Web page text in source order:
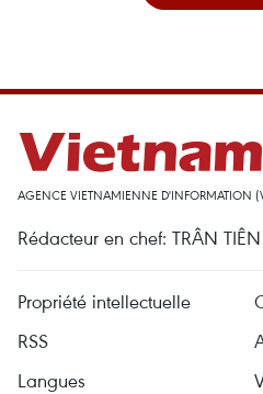
AGENCE VIETNAMIENNE D'INFORMATION
Rédacteur en chef: TRÂN
Propriété intellectuelle
RSS
Langues